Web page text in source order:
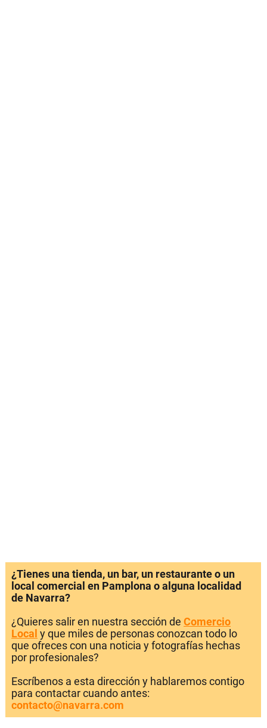
¿Tienes una tienda, un bar, un restaurante o un
local comercial en Pamplona o alguna localidad
de Navarra?
¿Quieres salir en nuestra sección de Comercio
Local y que miles de personas conozcan todo lo
que ofreces con una noticia y fotografías hechas
por profesionales?
Escríbenos a esta dirección y hablaremos contigo
para contactar cuando antes:
contacto@navarra.com